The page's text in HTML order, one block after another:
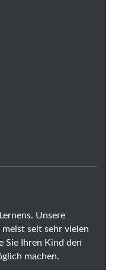
Unsere
seit sehr vielen
Sie Ihren Kind den
machen.